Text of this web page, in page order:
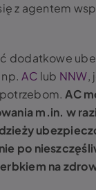
z agentem
dodatkowe
np.AC lub NNW,
AC
m.in. w
po
na